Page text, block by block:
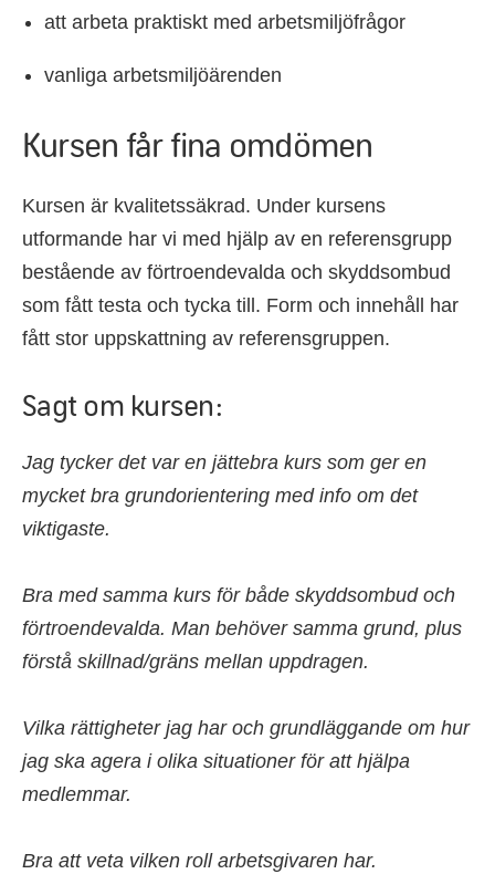
att arbeta praktiskt med arbetsmiljöfrågor
vanliga arbetsmiljöärenden
Kursen får fina omdömen
Kursen är kvalitetssäkrad. Under kursens
utformande har vi med hjälp av en referensgrupp
bestående av förtroendevalda och skyddsombud
som fått testa och tycka till. Form och innehåll har
fått stor uppskattning av referensgruppen.
Sagt om kursen:
Jag tycker det var en jättebra kurs som ger en
mycket bra grundorientering med info om det
viktigaste.
Bra med samma kurs för både skyddsombud och
förtroendevalda. Man behöver samma grund, plus
förstå skillnad/gräns mellan uppdragen.
Vilka rättigheter jag har och grundläggande om hur
jag ska agera i olika situationer för att hjälpa
medlemmar.
Bra att veta vilken roll arbetsgivaren har.